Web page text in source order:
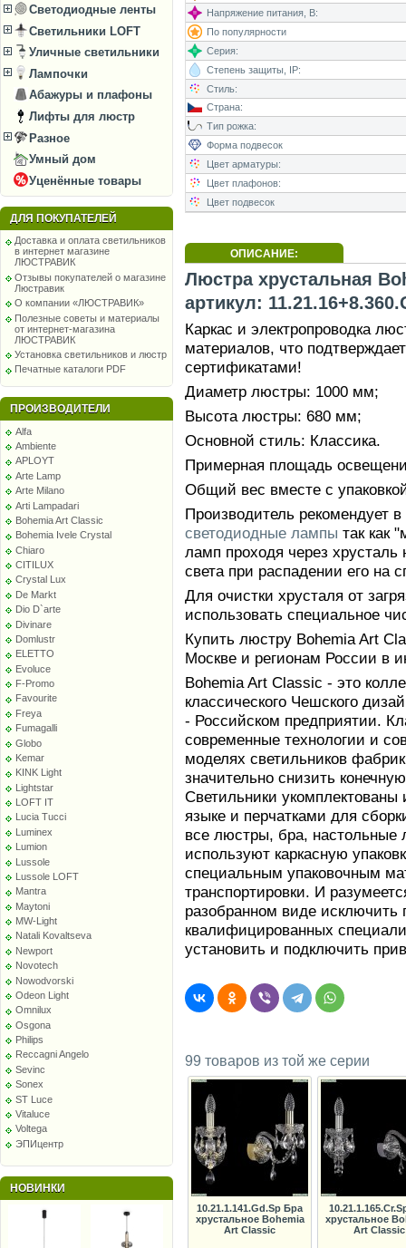
Светодиодные ленты
Светильники LOFT
Уличные светильники
Лампочки
Абажуры и плафоны
Лифты для люстр
Разное
Умный дом
Уценённые товары
ДЛЯ ПОКУПАТЕЛЕЙ
Доставка и оплата светильников
в интернет магазине
ЛЮСТРАВИК
Отзывы покупателей о магазине
Люстравик
О компании «ЛЮСТРАВИК»
Полезные советы и материалы
от интернет-магазина
ЛЮСТРАВИК
Установка светильников и люстр
Печатные каталоги PDF
ПРОИЗВОДИТЕЛИ
Alfa
Ambiente
APLOYT
Arte Lamp
Arte Milano
Arti Lampadari
Bohemia Art Classic
Bohemia Ivele Crystal
Chiaro
CITILUX
Crystal Lux
De Markt
Dio D`arte
Divinare
Domlustr
ELETTO
Evoluce
F-Promo
Favourite
Freya
Fumagalli
Globo
Kemar
KINK Light
Lightstar
LOFT IT
Lucia Tucci
Luminex
Lumion
Lussole
Lussole LOFT
Mantra
Maytoni
MW-Light
Natali Kovaltseva
Newport
Novotech
Nowodvorski
Odeon Light
Omnilux
Osgona
Philips
Reccagni Angelo
Sevinc
Sonex
ST Luce
Vitaluce
Voltega
ЭПИцентр
НОВИНКИ
Напряжение питания, В:
По популярности
Серия:
Степень защиты, IP:
Стиль:
Страна:
Тип рожка:
Форма подвесок
Цвет арматуры:
Цвет плафонов:
Цвет подвесок
ОПИСАНИЕ:
Люстра хрустальная
артикул:
Каркас и электропроводка
материалов, что
сертификатами!
Диаметр люстры: 1000 мм;
Высота люстры: 680 мм;
Основной стиль: Классика.
Примерная площадь
Общий вес вместе с
Производитель рекомендует
светодиодные лампы так как
ламп проходя через хрусталь
света при распадении его на
Для очистки хрусталя от
использовать специальное
Купить люстру Bohemia Art
Москве и регионам России в
Bohemia Art Classic - это
классического Чешского
- Российском предприятии.
современные технологии и
моделях светильников
значительно снизить
Светильники
языке и перчатками для
все люстры, бра, настольные
используют каркасную
специальным упаковочным
транспортировки. И
разобранном виде исключить
квалифицированных
установить и подключить
99 товаров из той же серии
10.21.1.141.Gd.Sp Бра
хрустальное Bohemia
Art Classic
хрустальное
Art Classic